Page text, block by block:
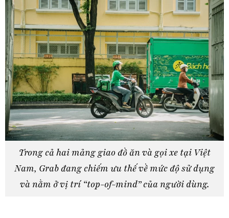
Trong cả hai mảng giao đồ ăn và gọi xe tại Việt
Nam, Grab đang chiếm ưu thế về mức độ sử dụng
và nằm ở vị trí “top-of-mind” của người dùng.